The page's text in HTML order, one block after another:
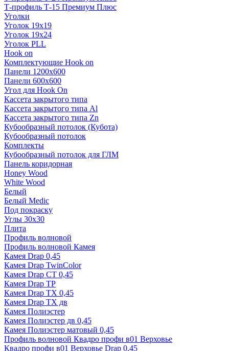
Т-профиль Т-15 Премиум Плюс
Уголки
Уголок 19х19
Уголок 19х24
Уголок PLL
Hook on
Комплектующие Hook on
Панели 1200х600
Панели 600х600
Угол для Hook On
Кассета закрытого типа
Кассета закрытого типа Al
Кассета закрытого типа Zn
Кубообразный потолок (Кубота)
Кубообразный потолок
Комплекты
Кубообразный потолок для ГЛМ
Панель коридорная
Honey Wood
White Wood
Белый
Белый Medic
Под покраску
Углы 30х30
Плита
Профиль волновой
Профиль волновой Камея
Камея Drap 0,45
Камея Drap TwinColor
Камея Drap СТ 0,45
Камея Drap ТР
Камея Drap ТХ 0,45
Камея Drap ТХ дв
Камея Полиэстер
Камея Полиэстер дв 0,45
Камея Полиэстер матовый 0,45
Профиль волновой Квадро профи в01 Верховье
Квадро профи в01 Верховье Drap 0,45